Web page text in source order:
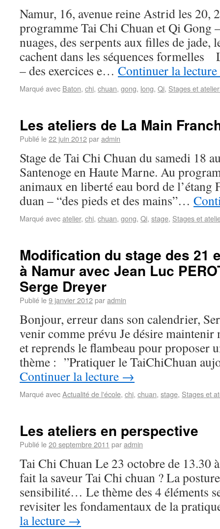
Namur, 16, avenue reine Astrid les 20,
programme Tai Chi Chuan et Qi Gong
nuages, des serpents aux filles de jade,
cachent dans les séquences formelles
– des exercices e… Continuer la lecture
Marqué avec Baton, chi, chuan, gong, long, Qi, Stages et
Les ateliers de La Main
Publié le22 juin 2012paradmin
Stage de Tai Chi Chuan du samedi 18
Santenoge en Haute Marne. Au
animaux en liberté eau bord de
duan – “des pieds et des mains”…
Marqué avecatelier, chi, chuan, gong, Qi, stage, Stages et
Modification du stage des 21
à Namur avec Jean Luc
Serge Dreyer
Publié le9 janvier 2012paradmin
Bonjour, erreur dans son calendrier,
venir comme prévu Je désire
et reprends le flambeau pour proposer
thème : ”Pratiquer le TaiChiChuan
Continuer la lecture →
Marqué avecActualité de l'école, chi, chuan, stage, Stages et
Les ateliers en perspective
Publié le20 septembre 2011 paradmin
Tai Chi Chuan Le 23 octobre de 13.30
fait la saveur Tai Chi chuan ? La
sensibilité… Le thème des 4 éléments
revisiter les fondamentaux de la
la lecture →